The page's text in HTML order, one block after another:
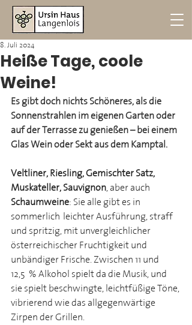
Heiße Tage, coole
Weine!
8. Juli 2024
Es gibt doch nichts Schöneres, als die
Sonnenstrahlen im eigenen Garten oder
auf der Terrasse zu genießen – bei einem
Glas Wein oder Sekt aus dem Kamptal.
Veltliner, Riesling, Gemischter Satz,
Muskateller, Sauvignon, aber auch
Schaumweine: Sie alle gibt es in
sommerlich-leichter Ausführung, straff
und spritzig, mit unvergleichlicher
österreichischer Fruchtigkeit und
unbändiger Frische. Zwischen 11 und
12,5 % Alkohol spielt da die Musik, und
sie spielt beschwingte, leichtfüßige Töne,
vibrierend wie das allgegenwärtige
Zirpen der Grillen.